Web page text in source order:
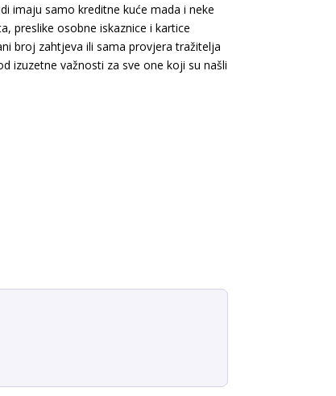
imaju samo kreditne kuće mada i neke
preslike osobne iskaznice i kartice
broj zahtjeva ili sama provjera tražitelja
izuzetne važnosti za sve one koji su našli